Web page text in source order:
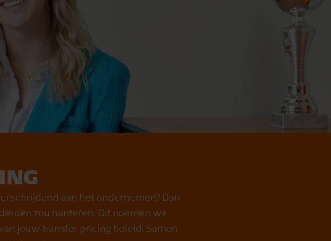
aan het ondernemen? Dan
zou hanteren. Dit noemen we
jouw transfer pricing beleid. Samen